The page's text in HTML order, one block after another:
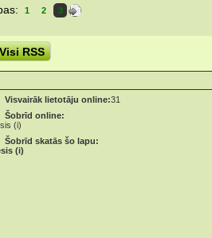
1 2 3
Visi RSS
Visvairāk lietotāju online:31
Šobrīd online:
(i)
Šobrīd skatās šo lapu:
(i)